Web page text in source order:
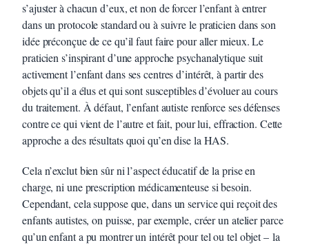
s’ajuster à chacun d’eux, et non de forcer l’enfant à entrer
dans un protocole standard ou à suivre le praticien dans son
idée préconçue de ce qu’il faut faire pour aller mieux. Le
praticien s’inspirant d’une approche psychanalytique suit
activement l’enfant dans ses centres d’intérêt, à partir des
objets qu’il a élus et qui sont susceptibles d’évoluer au cours
du traitement. À défaut, l’enfant autiste renforce ses défenses
contre ce qui vient de l’autre et fait, pour lui, effraction. Cette
approche a des résultats quoi qu’en dise la HAS.
Cela n’exclut bien sûr ni l’aspect éducatif de la prise en
charge, ni une prescription médicamenteuse si besoin.
Cependant, cela suppose que, dans un service qui reçoit des
enfants autistes, on puisse, par exemple, créer un atelier parce
qu’un enfant a pu montrer un intérêt pour tel ou tel objet – la